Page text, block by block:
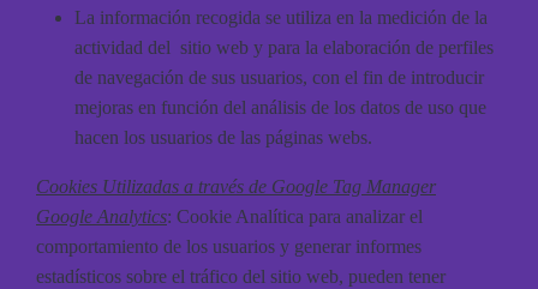
La información recogida se utiliza en la medición de la
actividad del sitio web y para la elaboración de perfiles
de navegación de sus usuarios, con el fin de introducir
mejoras en función del análisis de los datos de uso que
hacen los usuarios de las páginas webs.
Cookies Utilizadas a través de Google Tag Manager
Google Analytics: Cookie Analítica para analizar el
comportamiento de los usuarios y generar informes
estadísticos sobre el tráfico del sitio web, pueden tener